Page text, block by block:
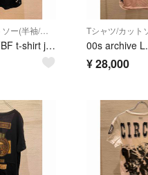
Tシャツ/カットソー(半袖/袖なし)
00s L.G.B. FBF t-shirt japanese label
¥28,000